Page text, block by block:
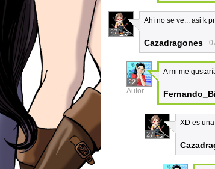
27
Ahí no se ve... asi k
Cazadragones
22
Autor
A mi me
27
XD es